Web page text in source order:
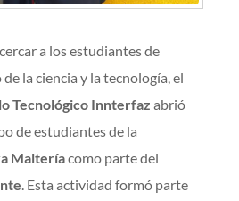
a los estudiantes de
la ciencia y la tecnología, el
Tecnológico Innterfaz abrió
de estudiantes de la
Malteríacomo parte del
. Esta actividad formó parte